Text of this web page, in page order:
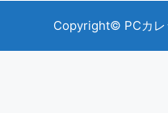
Copyright© PCカ